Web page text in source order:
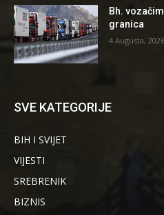
Bh.
granica
4 Augusta, 2026
SVE KATEGORIJE
BIH I SVIJET
VIJESTI
SREBRENIK
BIZNIS